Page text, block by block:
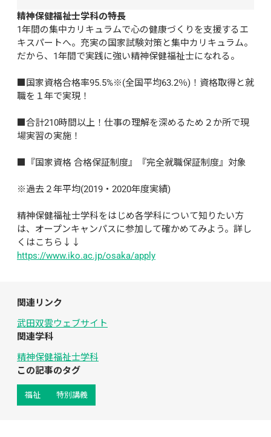
精神保健福祉士学科の特長
1年間の集中カリキュラムで心の健康づくりを支援するエ
キスパートへ。充実の国家試験対策と集中カリキュラム。
だから、1年間で実践に強い精神保健福祉士になれる。
■国家資格合格率95.5%※(全国平均63.2％)！資格取得と就
職を１年で実現！
■合計210時間以上！仕事の理解を深めるため２か所で現
場実習の実施！
■『国家資格 合格保証制度』『完全就職保証制度』対象
※過去２年平均(2019・2020年度実績)
精神保健福祉士学科をはじめ各学科について知りたい方
は、オープンキャンパスに参加して確かめてみよう。詳し
くはこちら↓↓
https://www.iko.ac.jp/osaka/apply
関連リンク
武田双雲ウェブサイト
関連学科
精神保健福祉士学科
この記事のタグ
福祉 特別講義